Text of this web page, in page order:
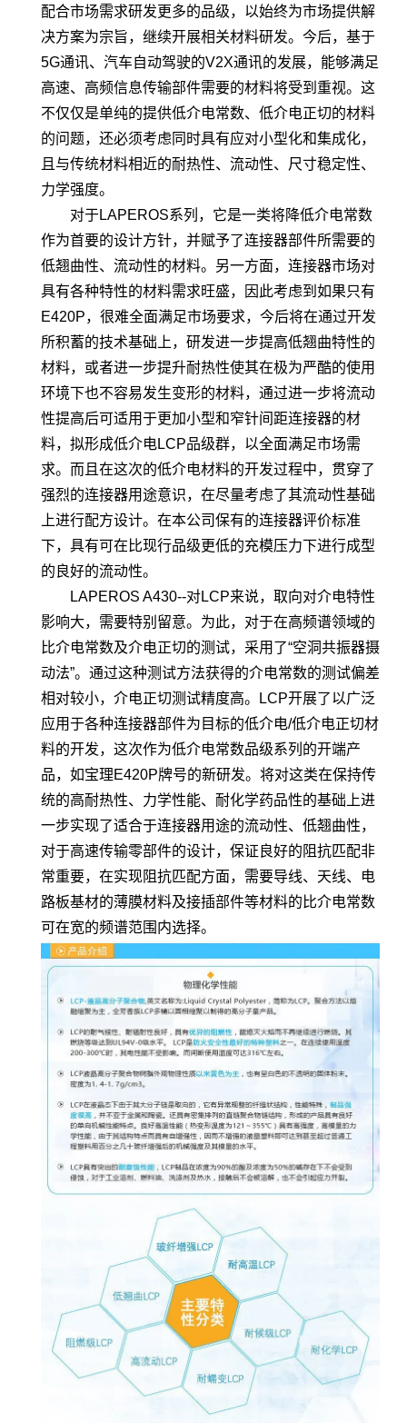
配合市场需求研发更多的品级，以始终为市场提供解
决方案为宗旨，继续开展相关材料研发。今后，基于
5G通讯、汽车自动驾驶的V2X通讯的发展，能够满足
高速、高频信息传输部件需要的材料将受到重视。这
不仅仅是单纯的提供低介电常数、低介电正切的材料
的问题，还必须考虑同时具有应对小型化和集成化，
且与传统材料相近的耐热性、流动性、尺寸稳定性、
力学强度。
对于LAPEROS系列，它是一类将降低介电常数
作为首要的设计方针，并赋予了连接器部件所需要的
低翘曲性、流动性的材料。另一方面，连接器市场对
具有各种特性的材料需求旺盛，因此考虑到如果只有
E420P，很难全面满足市场要求，今后将在通过开发
所积蓄的技术基础上，研发进一步提高低翘曲特性的
材料，或者进一步提升耐热性使其在极为严酷的使用
环境下也不容易发生变形的材料，通过进一步将流动
性提高后可适用于更加小型和窄针间距连接器的材
料，拟形成低介电LCP品级群，以全面满足市场需
求。而且在这次的低介电材料的开发过程中，贯穿了
强烈的连接器用途意识，在尽量考虑了其流动性基础
上进行配方设计。在本公司保有的连接器评价标准
下，具有可在比现行品级更低的充模压力下进行成型
的良好的流动性。
LAPEROS A430--对LCP来说，取向对介电特性
影响大，需要特别留意。为此，对于在高频谱领域的
比介电常数及介电正切的测试，采用了“空洞共振器摄
动法”。通过这种测试方法获得的介电常数的测试偏差
相对较小，介电正切测试精度高。LCP开展了以广泛
应用于各种连接器部件为目标的低介电/低介电正切材
料的开发，这次作为低介电常数品级系列的开端产
品，如宝理E420P牌号的新研发。将对这类在保持传
统的高耐热性、力学性能、耐化学药品性的基础上进
一步实现了适合于连接器用途的流动性、低翘曲性，
对于高速传输零部件的设计，保证良好的阻抗匹配非
常重要，在实现阻抗匹配方面，需要导线、天线、电
路板基材的薄膜材料及接插部件等材料的比介电常数
可在宽的频谱范围内选择。